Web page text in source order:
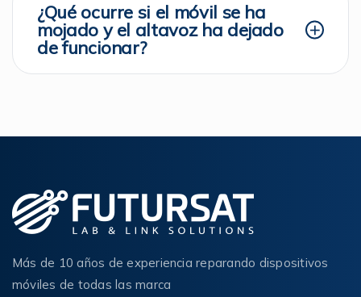
¿Qué ocurre si el móvil se ha
mojado y el altavoz ha dejado
de funcionar?
Más de 10 años de experiencia reparando dispositivos
móviles de todas las marca